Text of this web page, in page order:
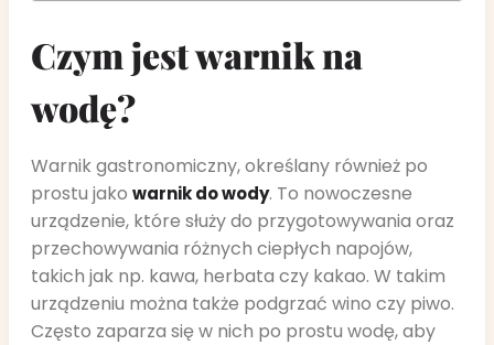
Czym jest warnik na
wodę?
Warnik gastronomiczny, określany również po
prostu jako warnik do wody. To nowoczesne
urządzenie, które służy do przygotowywania oraz
przechowywania różnych ciepłych napojów,
takich jak np. kawa, herbata czy kakao. W takim
urządzeniu można także podgrzać wino czy piwo.
Często zaparza się w nich po prostu wodę, aby